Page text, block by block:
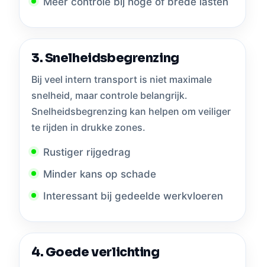
3. Snelheidsbegrenzing
Bij veel intern transport is niet maximale
snelheid, maar controle belangrijk.
Snelheidsbegrenzing kan helpen om veiliger
te rijden in drukke zones.
Rustiger rijgedrag
Minder kans op schade
Interessant bij gedeelde werkvloeren
4. Goede verlichting